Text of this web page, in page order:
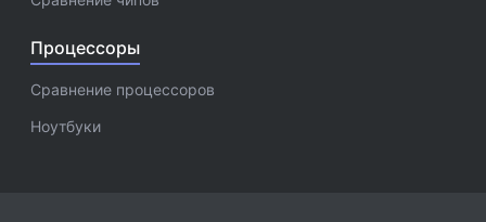
Процессоры
Сравнение процессоров
Ноутбуки